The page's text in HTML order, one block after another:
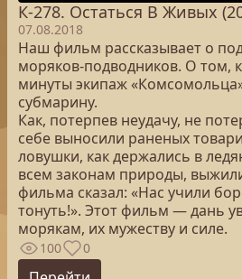
К-278. Остаться В Живых
07.08.2018
Наш фильм рассказывает о
моряков-подводников. О том,
минуты экипаж
субмарину.
Как, потерпев неудачу, не
себе выносили раненых
ловушки, как держались в
всем законам природы,
фильма сказал: «Нас учили
тонуть!». Этот фильм — дань
морякам, их мужеству и силе.
100 0